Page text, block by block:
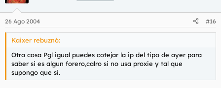
26 Ago 2004 #16
Kaixer rebuznó:
Otra cosa Pgl igual puedes cotejar la ip del tipo de ayer para
saber si es algun forero,calro si no usa proxie y tal que
supongo que si.